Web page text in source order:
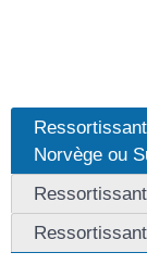
Norvège ou